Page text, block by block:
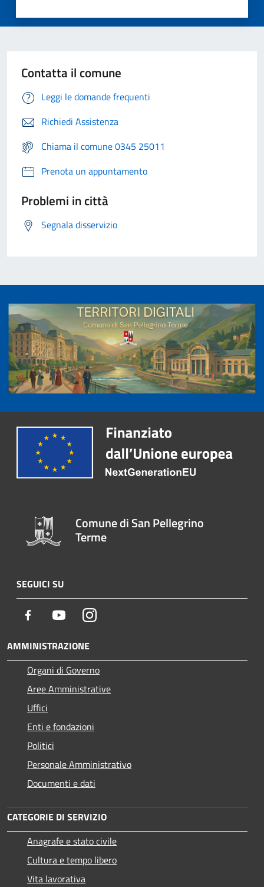
Contatta il comune
Leggi le domande frequenti
Richiedi Assistenza
Chiama il comune 0345 25011
Prenota un appuntamento
Problemi in città
Segnala disservizio
Comune di San Pellegrino
Terme
SEGUICI SU
Facebook YoutubeInstagram
AMMINISTRAZIONE
Organi di Governo
Aree Amministrative
Uffici
Enti e fondazioni
Politici
Personale Amministrativo
Documenti e dati
CATEGORIE DI SERVIZIO
Anagrafe e stato civile
Cultura e tempo libero
Vita lavorativa